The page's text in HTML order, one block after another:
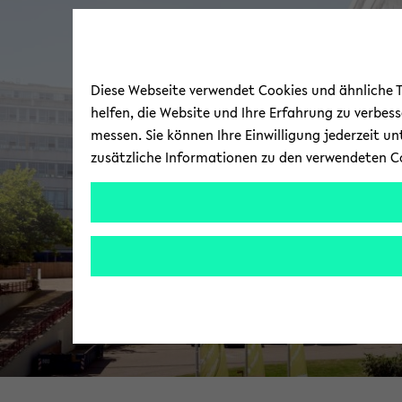
Diese Webseite verwendet Cookies und
helfen, die Website und Ihre Erfahrung zu
messen. Sie können Ihre Einwilligung jederzeit
zusätzliche Informationen zu den verwendeten